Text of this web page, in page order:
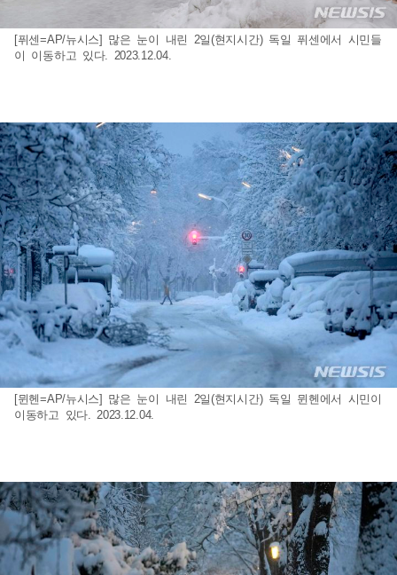
[퓌센=AP/뉴시스] 많은 눈이 내린 2일(현지시간) 독일 퓌센에서 시민들
이 이동하고 있다. 2023.12.04.
[뮌헨=AP/뉴시스] 많은 눈이 내린 2일(현지시간) 독일 뮌헨에서 시민이
이동하고 있다. 2023.12.04.